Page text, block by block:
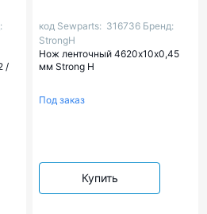
/
код Sewparts: 316736 Бренд:
StrongH
Нож ленточный 4620х10х0,45
мм Strong H
Под заказ
Купить